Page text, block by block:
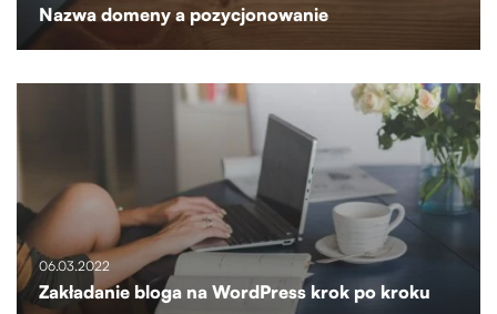
Nazwa domeny a pozycjonowanie
06.03.2022
Zakładanie bloga na WordPress krok po kroku